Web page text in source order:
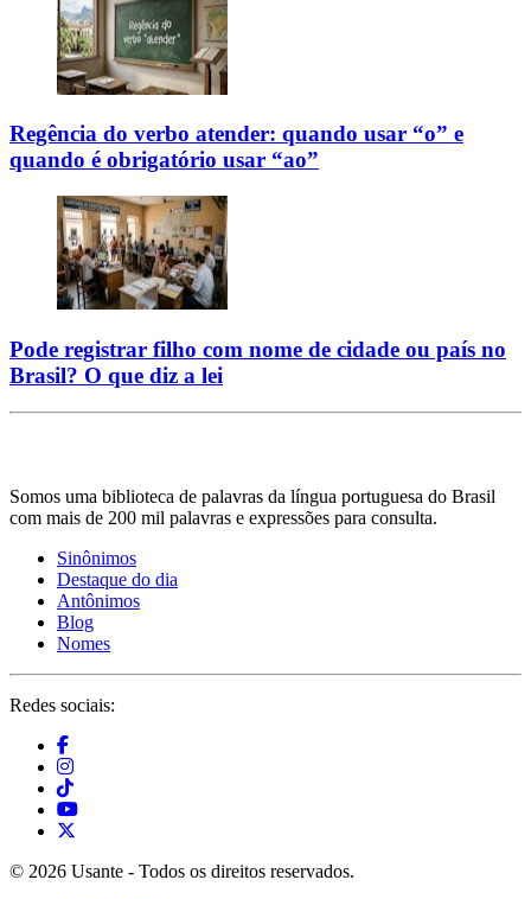
Regência do verbo atender: quando usar “o” e
quando é obrigatório usar “ao”
Pode registrar filho com nome de cidade ou país no
Brasil? O que diz a lei
Somos uma biblioteca de palavras da língua portuguesa do Brasil
com mais de 200 mil palavras e expressões para consulta.
Sinônimos
Destaque do dia
Antônimos
Blog
Nomes
Redes sociais:
© 2026 Usante - Todos os direitos reservados.